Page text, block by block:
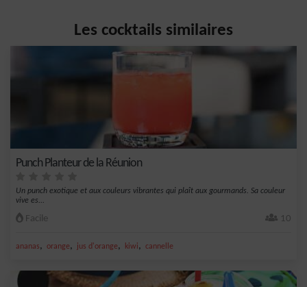
Les cocktails similaires
Punch Planteur de la Réunion
Un punch exotique et aux couleurs vibrantes qui plaît aux gourmands. Sa couleur
vive es...
Facile 10
ananas, orange, jus d'orange, kiwi, cannelle